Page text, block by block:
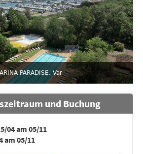
PARADISE, Var
und Buchung
04 am 05/11
am 05/11